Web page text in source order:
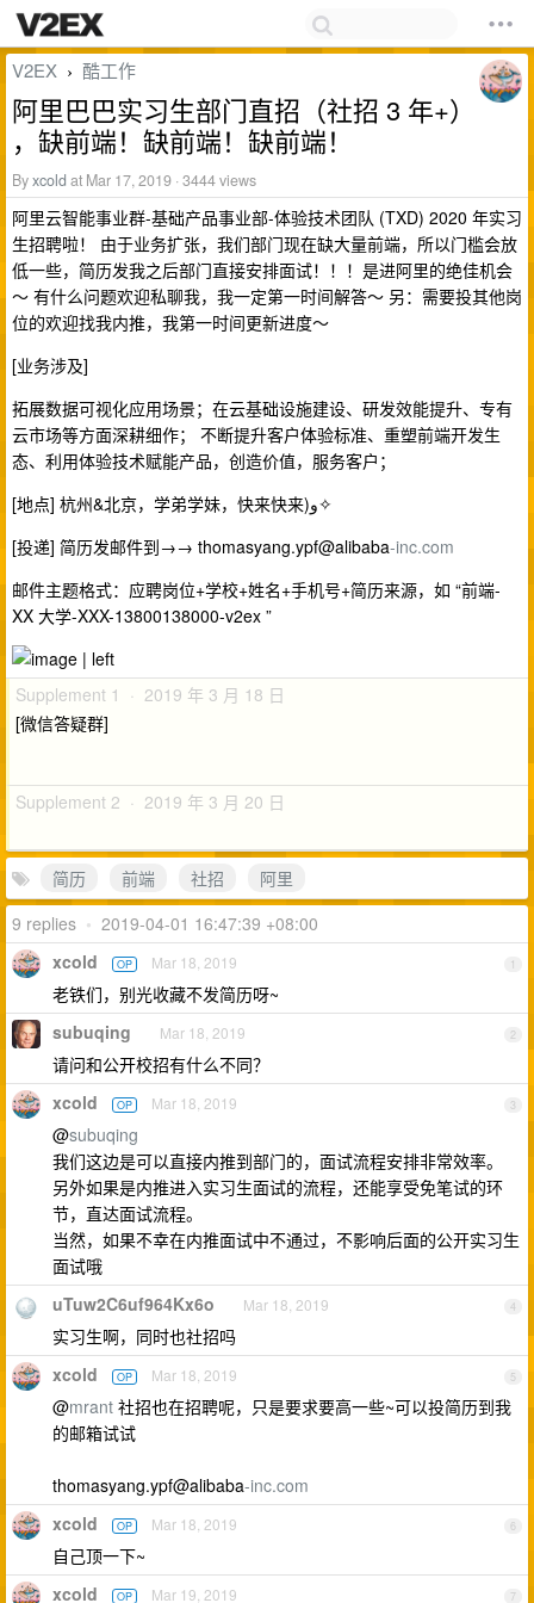
V2EX › 酷工作
阿里巴巴实习生部门直招（社招 3 年+）
，缺前端！缺前端！缺前端！
Byxcold at Mar 17, 2019 · 3444 views
阿里云智能事业群-基础产品事业部-体验技术团队 (TXD) 2020 年实习
生招聘啦！ 由于业务扩张，我们部门现在缺大量前端，所以门槛会放
低一些，简历发我之后部门直接安排面试！！！是进阿里的绝佳机会
～ 有什么问题欢迎私聊我，我一定第一时间解答～ 另：需要投其他岗
位的欢迎找我内推，我第一时间更新进度～
[业务涉及]
拓展数据可视化应用场景；在云基础设施建设、研发效能提升、专有
云市场等方面深耕细作； 不断提升客户体验标准、重塑前端开发生
态、利用体验技术赋能产品，创造价值，服务客户；
[地点] 杭州&北京，学弟学妹，快来快来)و✧
[投递] 简历发邮件到→→ thomasyang.ypf@alibaba-inc.com
邮件主题格式：应聘岗位+学校+姓名+手机号+简历来源，如 “前端-
XX 大学-XXX-13800138000-v2ex ”
Supplement 1 · 2019 年 3 月 18 日
[微信答疑群]
Supplement 2 · 2019 年 3 月 20 日
简历 前端 社招
阿里
9 replies • 2019-04-01 16:47:39 +08:00
1
xcold OP Mar 18, 2019
老铁们，别光收藏不发简历呀~
2
subuqing Mar 18, 2019
请问和公开校招有什么不同？
3
xcold OP Mar 18, 2019
@subuqing
我们这边是可以直接内推到部门的，面试流程安排非常效率。
另外如果是内推进入实习生面试的流程，还能享受免笔试的环
节，直达面试流程。
当然，如果不幸在内推面试中不通过，不影响后面的公开实习生
面试哦
4
uTuw2C6uf964Kx6o Mar 18, 2019
实习生啊，同时也社招吗
5
xcold OP Mar 18, 2019
@mrant 社招也在招聘呢，只是要求要高一些~可以投简历到我
的邮箱试试
thomasyang.ypf@alibaba-inc.com
6
xcold OP Mar 18, 2019
自己顶一下~
7
xcold OP Mar 19, 2019